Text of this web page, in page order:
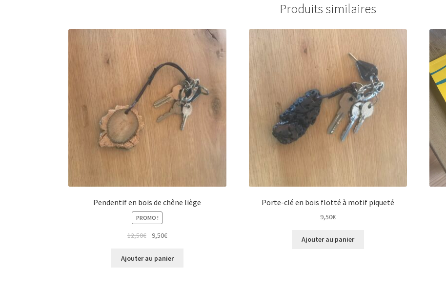
Produits similaires
Pendentif en bois de chêne liège
PROMO !
12,50€
Le
initial
9,50€Le
actuel
Ajouter au panier
Porte-clé en bois flotté à motif piqueté
9,50€
Ajouter au panier